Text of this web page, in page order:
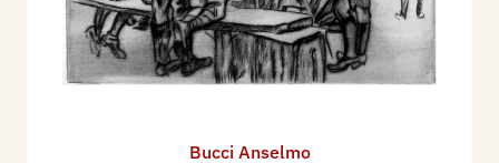
Bucci Anselmo